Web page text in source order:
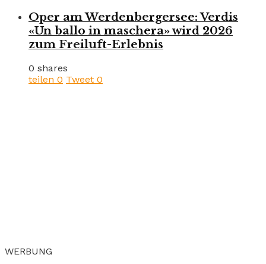
Oper am Werdenbergersee: Verdis
«Un ballo in maschera» wird 2026
zum Freiluft-Erlebnis
0 shares
teilen 0 Tweet 0
WERBUNG